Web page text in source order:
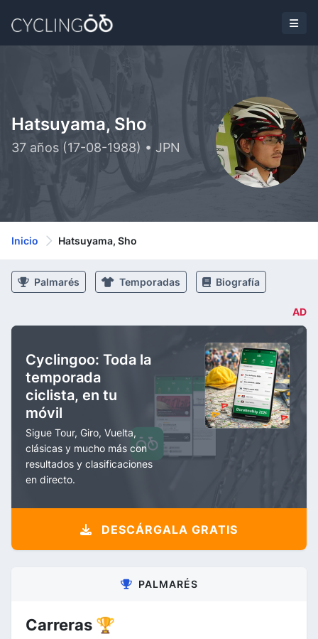
Hatsuyama, Sho
37 años (17-08-1988) • JPN
Inicio Hatsuyama, Sho
Palmarés Temporadas Biografía
AD
Cyclingoo: Toda la
temporada
ciclista, en tu
móvil
Sigue Tour, Giro, Vuelta,
clásicas y mucho más con
resultados y clasificaciones
en directo.
DESCÁRGALA GRATIS
PALMARÉS
Carreras 🏆